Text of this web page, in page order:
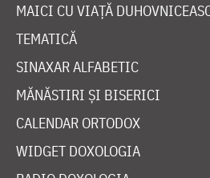
MAICI CU VIAȚĂ
TEMATICĂ
SINAXAR ALFABETIC
MĂNĂSTIRI ȘI BISERICI
CALENDAR ORTODOX
WIDGET DOXOLOGIA